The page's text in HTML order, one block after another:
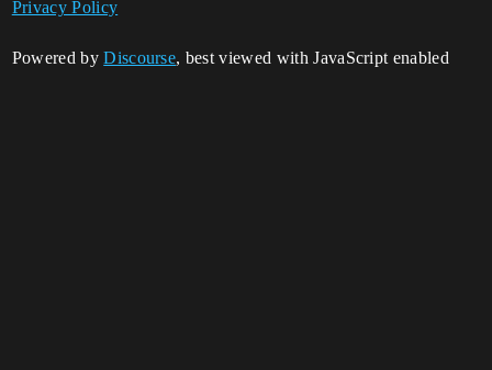
Privacy Policy
Powered byDiscourse, best viewed with JavaScript enabled